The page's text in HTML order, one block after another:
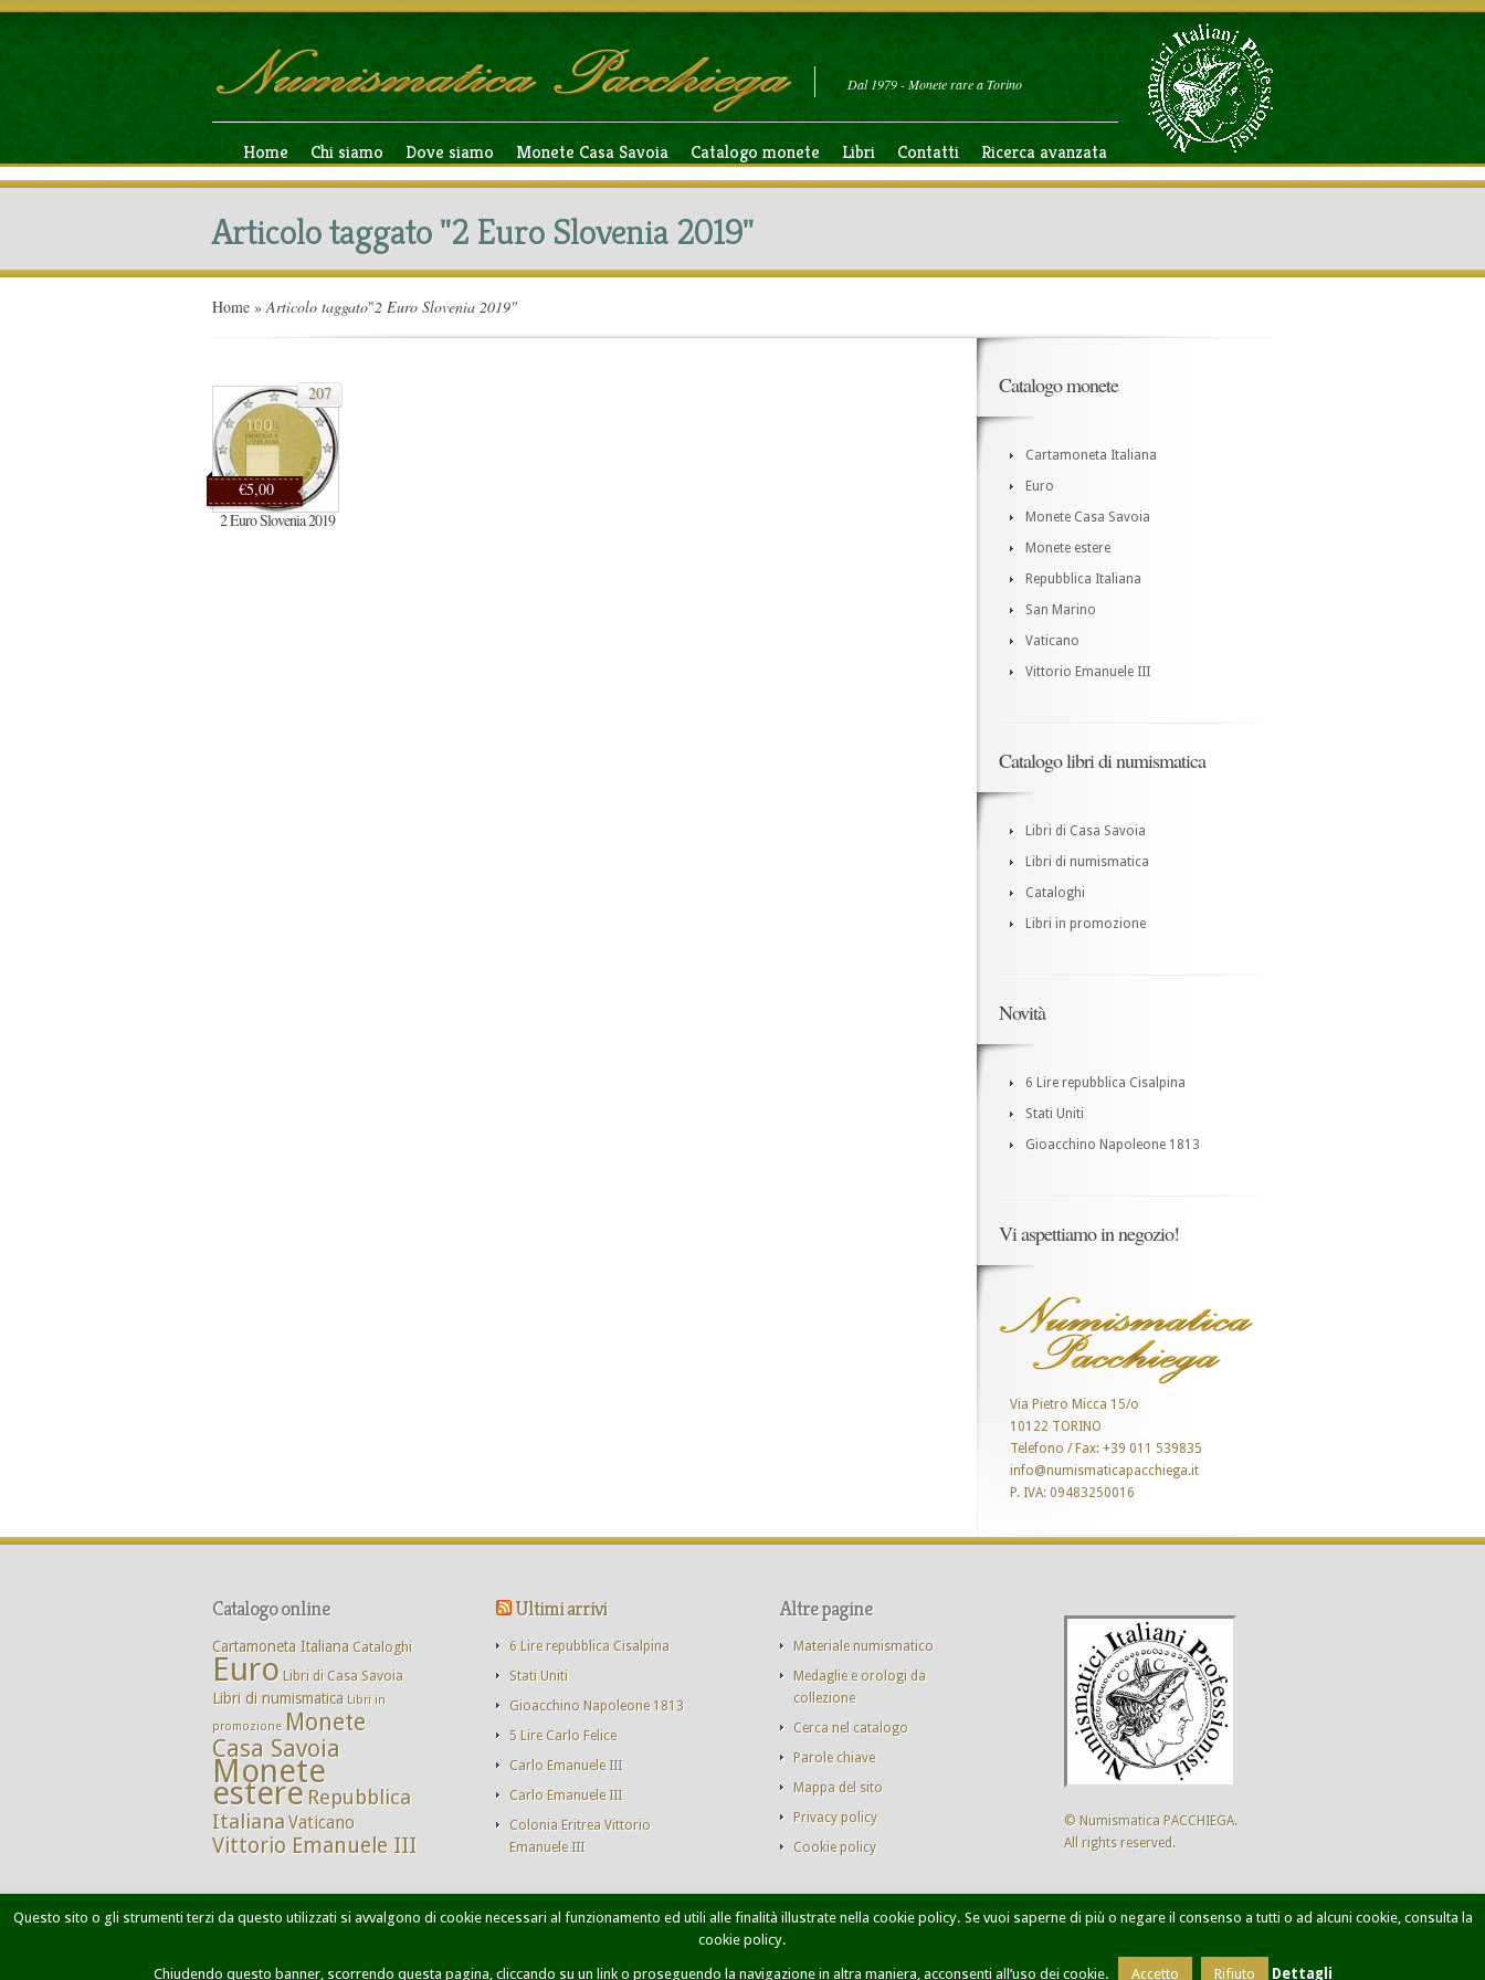
Dal 1979 - Monete rare a Torino
Home Chi siamo Dove siamo Monete Casa Savoia Catalogo monete Libri Contatti Ricerca avanzata
Articolo taggato "2 Euro Slovenia 2019"
Home » Articolo taggato"2 Euro Slovenia 2019"
€5,00
207
2 Euro Slovenia 2019
Catalogo monete
Cartamoneta Italiana
Euro
Monete Casa Savoia
Monete estere
Repubblica Italiana
San Marino
Vaticano
Vittorio Emanuele III
Catalogo libri di numismatica
Libri di Casa Savoia
Libri di numismatica
Cataloghi
Libri in promozione
Novità
6 Lire repubblica Cisalpina
Stati Uniti
Gioacchino Napoleone 1813
Vi aspettiamo in negozio!
Via Pietro Micca 15/o
10122 TORINO
Telefono / Fax: +39 011 539835
info@numismaticapacchiega.it
P. IVA: 09483250016
Catalogo online
Cartamoneta Italiana Cataloghi
Euro Libri di Casa Savoia
Libri di numismatica Libri in
promozione Monete
Casa Savoia
Monete
estere Repubblica
ItalianaVaticano
Vittorio Emanuele III
Ultimi arrivi
6 Lire repubblica Cisalpina
Stati Uniti
Gioacchino Napoleone 1813
5 Lire Carlo Felice
Carlo Emanuele III
Carlo Emanuele III
Colonia Eritrea Vittorio
Emanuele III
Altre pagine
Materiale numismatico
Medaglie e orologi da
collezione
Cerca nel catalogo
Parole chiave
Mappa del sito
Privacy policy
Cookie policy
© Numismatica PACCHIEGA.
All rights reserved.
Home Dove siamo Monete Casa Savoia Catalogo monete Contatti Ricerca avanzata Designed by Sol Levante
Questo sito o gli strumenti terzi da questo utilizzati si avvalgono di cookie necessari al funzionamento ed utili alle finalità illustrate nella cookie policy. Se vuoi saperne di più o negare il consenso a tutti o ad alcuni cookie, consulta la
cookie policy.
Chiudendo questo banner, scorrendo questa pagina, cliccando su un link o proseguendo la navigazione in altra maniera, acconsenti all’uso dei cookie. Accetto Rifiuto Dettagli